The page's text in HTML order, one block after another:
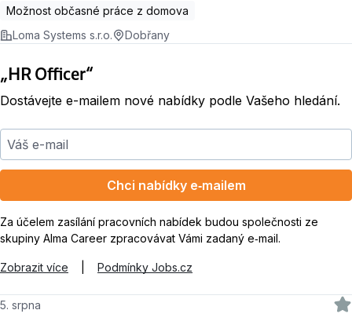
Možnost občasné práce z domova
Loma Systems s.r.o.
Dobřany
„HR Officer“
Dostávejte e-mailem nové nabídky podle Vašeho hledání.
Váš e-mail
Chci nabídky e‑mailem
Za účelem zasílání pracovních nabídek budou společnosti ze
skupiny Alma Career zpracovávat Vámi zadaný e‑mail.
Zobrazit více Podmínky Jobs.cz
5. srpna